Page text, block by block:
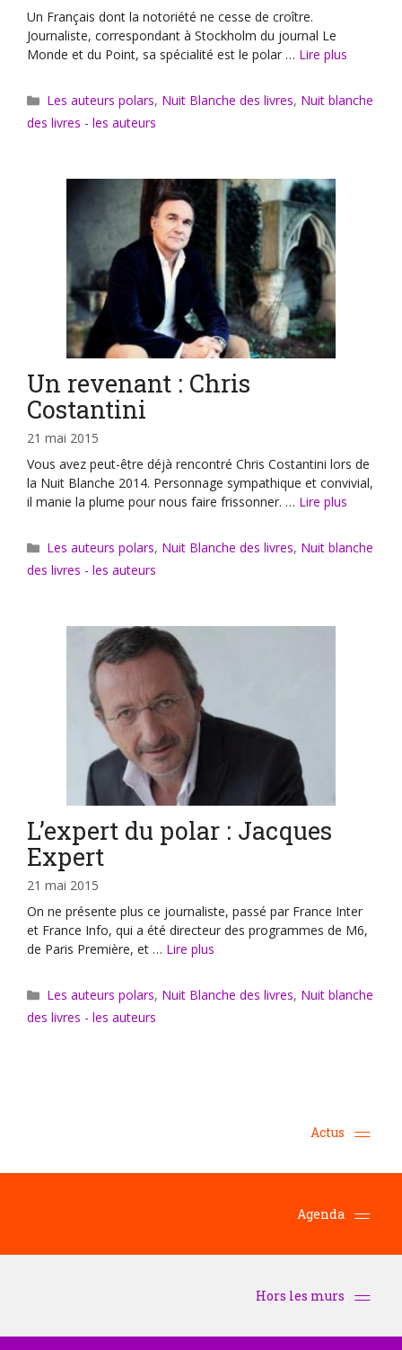
Un Français dont la notoriété ne cesse de croître.
Journaliste, correspondant à Stockholm du journal Le
Monde et du Point, sa spécialité est le polar … Lire plus
Catégories
Les auteurs polars, Nuit Blanche des livres, Nuit blanche
des livres - les auteurs
Un revenant : Chris
Costantini
21 mai 2015
Vous avez peut-être déjà rencontré Chris Costantini lors de
la Nuit Blanche 2014. Personnage sympathique et convivial,
il manie la plume pour nous faire frissonner. … Lire plus
Catégories
Les auteurs polars, Nuit Blanche des livres, Nuit blanche
des livres - les auteurs
L’expert du polar : Jacques
Expert
21 mai 2015
On ne présente plus ce journaliste, passé par France Inter
et France Info, qui a été directeur des programmes de M6,
de Paris Première, et … Lire plus
Catégories
Les auteurs polars, Nuit Blanche des livres, Nuit blanche
des livres - les auteurs
Actus
Agenda
Hors les murs